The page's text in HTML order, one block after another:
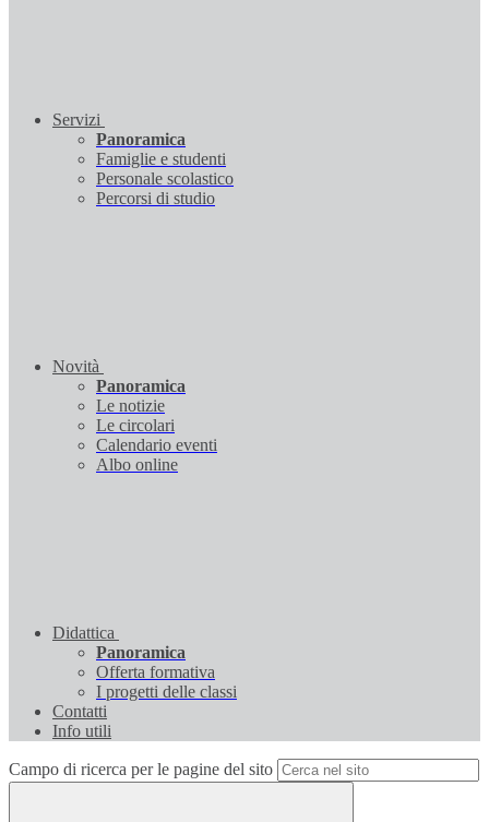
Servizi
Panoramica
Famiglie e studenti
Personale scolastico
Percorsi di studio
Novità
Panoramica
Le notizie
Le circolari
Calendario eventi
Albo online
Didattica
Panoramica
Offerta formativa
I progetti delle classi
Contatti
Info utili
Campo di ricerca per le pagine del sito